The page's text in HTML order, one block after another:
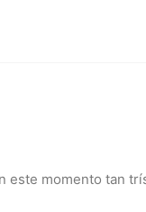
este momento tan